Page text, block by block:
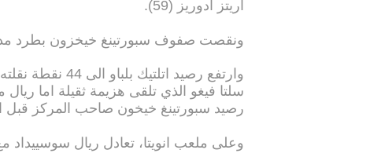
اريتز ادوريز (59).
ونقصت صفوف سبورتينغ خيخزون بطرد
وارتفع رصيد
رصيد سبورتينغ خيخون صاحب المركز قبل الاخبر
وعلى ملعب انويتا، تعادل ريال سوسييداد مع